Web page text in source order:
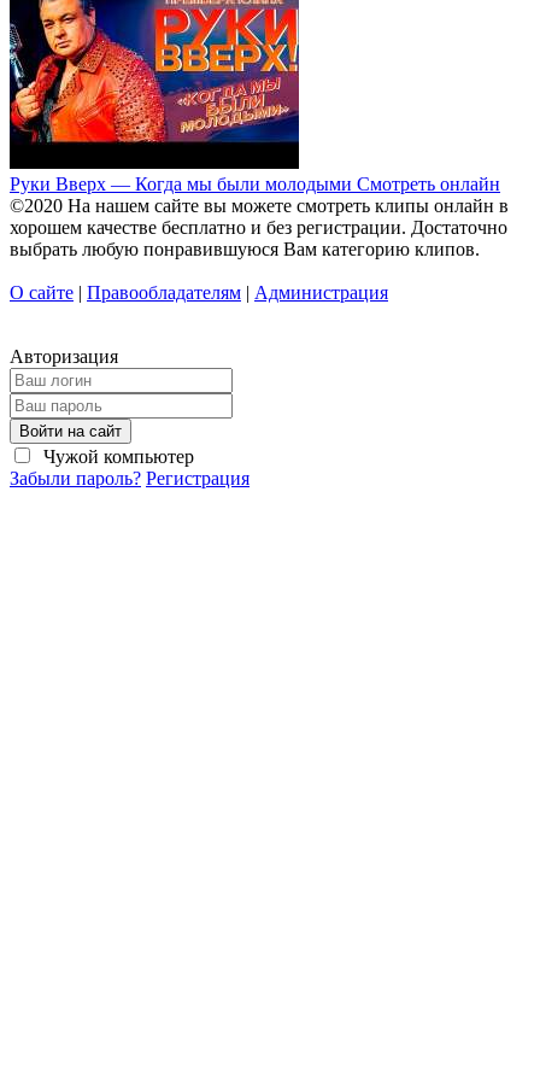
Руки Вверх — Когда мы были молодыми Смотреть онлайн
©2020 На нашем сайте вы можете смотреть клипы онлайн в
хорошем качестве бесплатно и без регистрации. Достаточно
выбрать любую понравившуюся Вам категорию клипов.
О сайте | Правообладателям | Администрация
Авторизация
Войти на сайт
Чужой компьютер
Забыли пароль? Регистрация